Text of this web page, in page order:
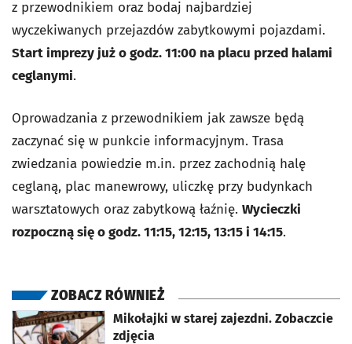
z przewodnikiem oraz bodaj najbardziej
wyczekiwanych przejazdów zabytkowymi pojazdami.
Start imprezy już o godz. 11:00 na placu przed halami
ceglanymi.
Oprowadzania z przewodnikiem jak zawsze będą
zaczynać się w punkcie informacyjnym. Trasa
zwiedzania powiedzie m.in. przez zachodnią halę
ceglaną, plac manewrowy, uliczkę przy budynkach
warsztatowych oraz zabytkową łaźnię. Wycieczki
rozpoczną się o godz. 11:15, 12:15, 13:15 i 14:15.
ZOBACZ RÓWNIEŻ
Mikołajki w starej zajezdni. Zobaczcie
zdjęcia
otworzy się w nowej karcie